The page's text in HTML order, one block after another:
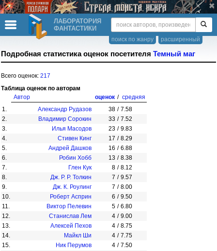
ЛАБОРАТОРИЯ
ФАНТАСТИКИ
расширенный
поиск по жанру
Подробная статистика оценок посетителя Темный маг
Всего оценок: 217
Таблица оценок по авторам
Автор
оценок / средняя
1.
Александр Рудазов 38 / 7.58
2.
Владимир Сорокин 33 / 7.52
3.
Илья Масодов 23 / 9.83
4.
Стивен Кинг 17 / 8.29
5.
Андрей Дашков 16 / 6.88
6.
Робин Хобб 13 / 8.38
7.
Глен Кук 8 / 8.12
8.
Дж. Р. Р. Толкин 7 / 9.57
9.
Дж. К. Роулинг 7 / 8.00
10.
Роберт Асприн 6 / 9.50
11.
Виктор Пелевин 5 / 6.80
12.
Станислав Лем 4 / 9.00
13.
Алексей Пехов 4 / 8.75
14.
Майкл Ши 4 / 7.75
15.
Ник Перумов 4 / 7.50